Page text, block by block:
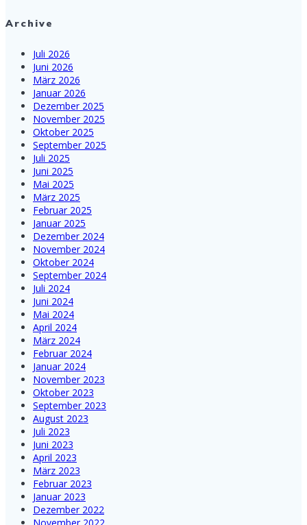
Archive
Juli 2026
Juni 2026
März 2026
Januar 2026
Dezember 2025
November 2025
Oktober 2025
September 2025
Juli 2025
Juni 2025
Mai 2025
März 2025
Februar 2025
Januar 2025
Dezember 2024
November 2024
Oktober 2024
September 2024
Juli 2024
Juni 2024
Mai 2024
April 2024
März 2024
Februar 2024
Januar 2024
November 2023
Oktober 2023
September 2023
August 2023
Juli 2023
Juni 2023
April 2023
März 2023
Februar 2023
Januar 2023
Dezember 2022